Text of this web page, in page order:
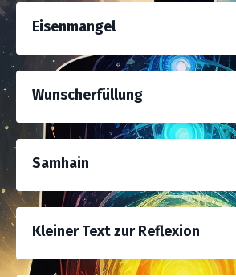
Eisenmangel
Wunscherfüllung
Samhain
Kleiner Text zur Reflexion